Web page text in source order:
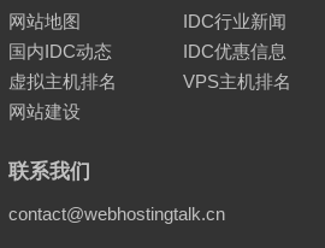
网站地图 IDC行业新闻
国内IDC动态
IDC优惠信息
虚拟主机排名
VPS主机排名
网站建设
联系我们
contact@webhostingtalk.cn